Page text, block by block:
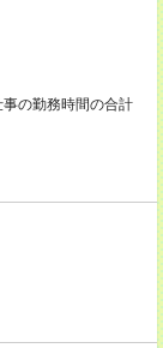
の勤務時間の合計